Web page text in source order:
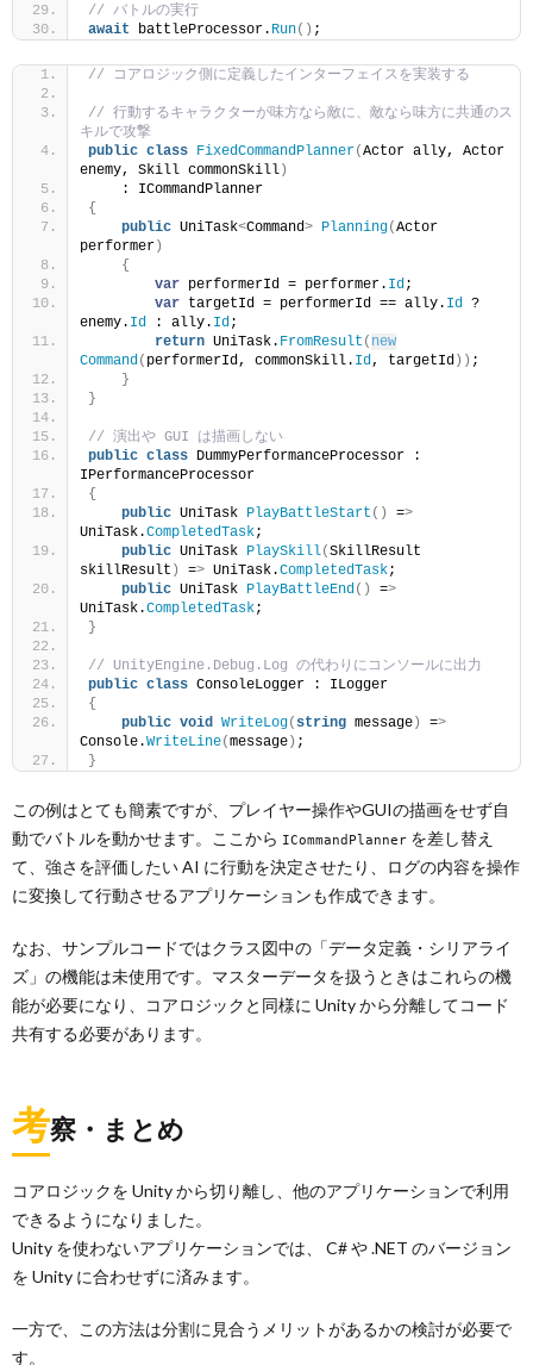
// バトルの実行
await battleProcessor. Run() ;
// コアロジック側に定義したインターフェイスを実装する
// 行動するキャラクターが味方なら敵に、敵なら味方に共通のス
キルで攻撃
public class FixedCommandPlanner(Actor ally, Actor
enemy, Skill commonSkill)
    : ICommandPlanner
{
public UniTask<Command> Planning(Actor
performer)
{
var performerId = performer. Id;
var targetId = performerId == ally. Id ?
enemy. Id : ally. Id;
return UniTask. FromResult ( new
Command( performerId, commonSkill. Id, targetId)) ;
}
}
// 演出や GUI は描画しない
public class DummyPerformanceProcessor :
IPerformanceProcessor
{
public UniTask PlayBattleStart () =>
UniTask.CompletedTask;
public UniTask PlaySkill(SkillResult
skillResult ) => UniTask.CompletedTask;
public UniTask PlayBattleEnd() =>
UniTask.CompletedTask;
}
// UnityEngine.Debug.Log の代わりにコンソールに出力
public class ConsoleLogger : ILogger
{
public void WriteLog( string message) =>
Console.WriteLine(message) ;
}
この例はとても簡素ですが、プレイヤー操作やGUIの描画をせず自
動でバトルを動かせます。ここから ICommandPlanner を差し替え
て、強さを評価したい AI に行動を決定させたり、ログの内容を操作
に変換して行動させるアプリケーションも作成できます。
なお、サンプルコードではクラス図中の「データ定義・シリアライ
ズ」の機能は未使用です。マスターデータを扱うときはこれらの機
能が必要になり、コアロジックと同様に Unity から分離してコード
共有する必要があります。
考察・まとめ
コアロジックを Unity から切り離し、他のアプリケーションで利用
できるようになりました。
Unity を使わないアプリケーションでは、 C# や .NET のバージョン
を Unity に合わせずに済みます。
一方で、この方法は分割に見合うメリットがあるかの検討が必要で
す。